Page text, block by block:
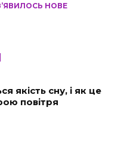
НОВЕ
якість сну, і як це
повітря